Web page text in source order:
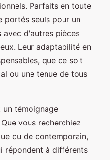
Parfaits en toute
portés seuls pour un
avec d'autres pièces
Leur adaptabilité en
que ce soit
ou une tenue de tous
un témoignage
vous recherchiez
ou de contemporain,
répondent à différents